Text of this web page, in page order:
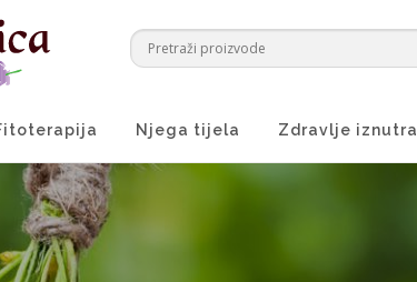
Njega tijela Zdravlje iznutra